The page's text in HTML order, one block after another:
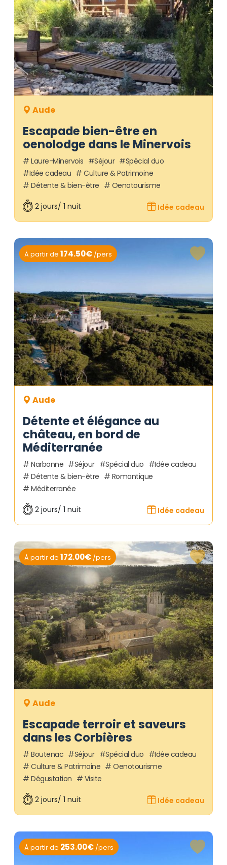
Escapade bien-être en
oenolodge dans le Minervois
Aude
Laure-Minervois Séjour
Spécial duo
Idée cadeau
Culture & Patrimoine
Détente & bien-être
Oenotourisme
2 jours/ 1 nuit Idée cadeau
Détente et élégance au
château, en bord de
Méditerranée
Aude
À partir de 174.50€ /pers
Narbonne Séjour Spécial duo
Idée cadeau
Détente & bien-être
Romantique
Méditerranée
2 jours/ 1 nuit Idée cadeau
Escapade terroir et saveurs
dans les Corbières
Aude
À partir de 172.00€ /pers
Boutenac Séjour Spécial duo
Idée cadeau
Culture & Patrimoine
Oenotourisme
Dégustation
Visite
2 jours/ 1 nuit Idée cadeau
À partir de 253.00€ /pers